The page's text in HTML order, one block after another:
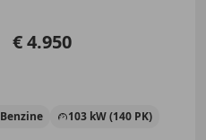
€ 4.950
Benzine 103 kW (140 PK)